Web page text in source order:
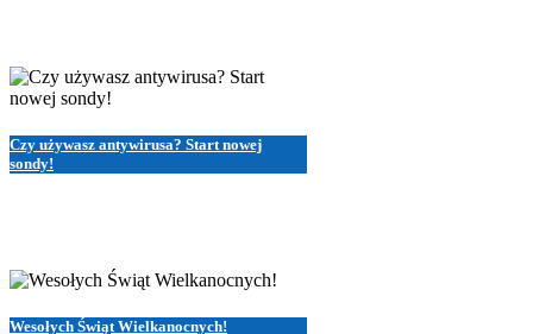
Czy używasz antywirusa? Start nowej
sondy!
Wesołych Świąt Wielkanocnych!